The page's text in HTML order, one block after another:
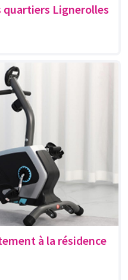
Lignerolles
à la résidence